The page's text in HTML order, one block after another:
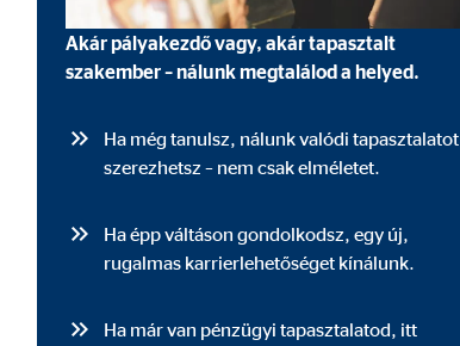
Akár pályakezdő vagy, akár tapasztalt
szakember – nálunk megtalálod a helyed.
Ha még tanulsz, nálunk valódi tapasztalatot
szerezhetsz – nem csak elméletet.
Ha épp váltáson gondolkodsz, egy új,
rugalmas karrierlehetőséget kínálunk.
Ha már van pénzügyi tapasztalatod, itt